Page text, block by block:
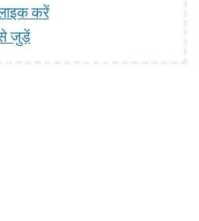
करें
से जुड़ें